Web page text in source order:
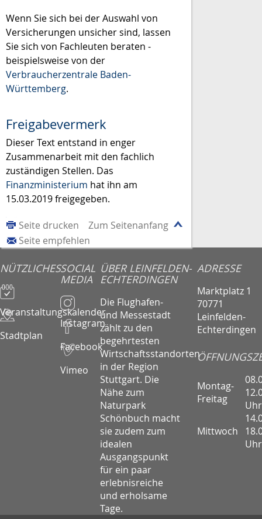
Wenn Sie sich bei der Auswahl von
Versicherungen unsicher sind, lassen
Sie sich von Fachleuten beraten -
beispielsweise von der
Verbraucherzentrale Baden-
Württemberg.
Freigabevermerk
Dieser Text entstand in enger
Zusammenarbeit mit den fachlich
zuständigen Stellen. Das
Finanzministerium hat ihn am
15.03.2019 freigegeben.
Zum Seitenanfang
Seite drucken
Seite empfehlen
NÜTZLICHES
Veranstaltungskalender
Stadtplan
SOCIAL
MEDIA
Instagram
Facebook
Vimeo
ÜBER LEINFELDEN-
ECHTERDINGEN
Die Flughafen-
und Messestadt
zählt zu den
begehrtesten
Wirtschaftsstandorten
in der Region
Stuttgart. Die
Nähe zum
Naturpark
Schönbuch macht
sie zudem zum
idealen
Ausgangspunkt
für ein paar
erlebnisreiche
und erholsame
Tage.
ADRESSE
Marktplatz 1
70771
Leinfelden-
Echterdingen
Montag-
Freitag
Uhr
Mittwoch
Uhr